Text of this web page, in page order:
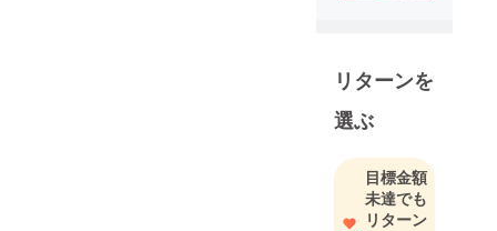
リターンを
選ぶ
目標金額
未達でも
リターン